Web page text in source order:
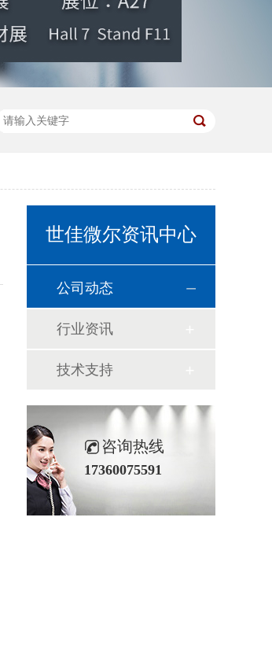
世佳微尔资讯中心
公司动态
行业资讯
技术支持
咨询热线
17360075591